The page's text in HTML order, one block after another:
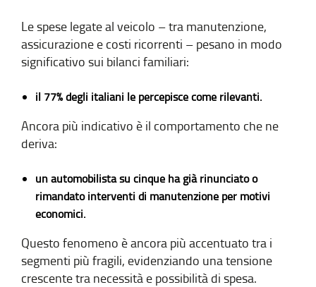
Le spese legate al veicolo – tra manutenzione,
assicurazione e costi ricorrenti – pesano in modo
significativo sui bilanci familiari:
il 77% degli italiani le percepisce come rilevanti.
Ancora più indicativo è il comportamento che ne
deriva:
un automobilista su cinque ha già rinunciato o
rimandato interventi di manutenzione per motivi
economici.
Questo fenomeno è ancora più accentuato tra i
segmenti più fragili, evidenziando una tensione
crescente tra necessità e possibilità di spesa.